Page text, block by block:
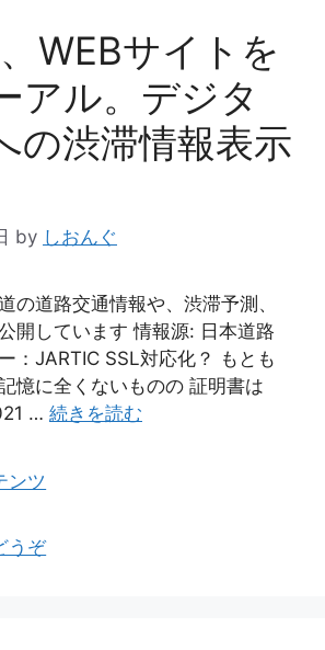
WEBサイトを
アル。デジタ
の渋滞情報表示
by しおんぐ
の道路交通情報や、渋滞予測、
開しています 情報源: 日本道路
：JARTIC SSL対応化？ もとも
憶に全くないものの 証明書は
… 続きを読む
ンツ
うぞ